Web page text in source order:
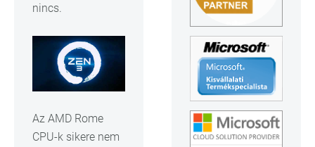
nincs.
Az AMD Rome
CPU-k sikere nem